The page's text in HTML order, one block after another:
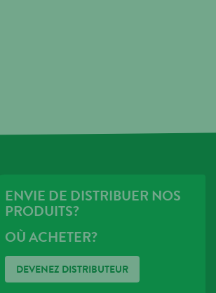
ENVIE DE DISTRIBUER NOS
PRODUITS?
OÙ ACHETER?
DEVENEZ DISTRIBUTEUR